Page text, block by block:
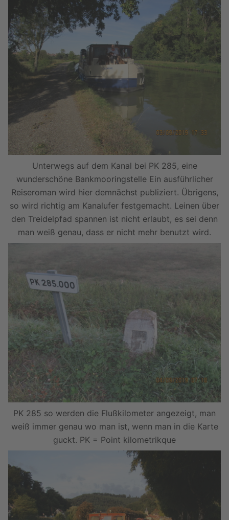
Unterwegs auf dem Kanal bei PK 285, eine
wunderschöne Bankmooringstelle Ein ausführlicher
Reiseroman wird hier demnächst publiziert. Übrigens,
so wird richtig am Kanalufer festgemacht. Leinen über
den Treidelpfad spannen ist nicht erlaubt, es sei denn
man weiß genau, dass er nicht mehr benutzt wird.
PK 285 so werden die Flußkilometer angezeigt, man
weiß immer genau wo man ist, wenn man in die Karte
guckt. PK = Point kilometrikque